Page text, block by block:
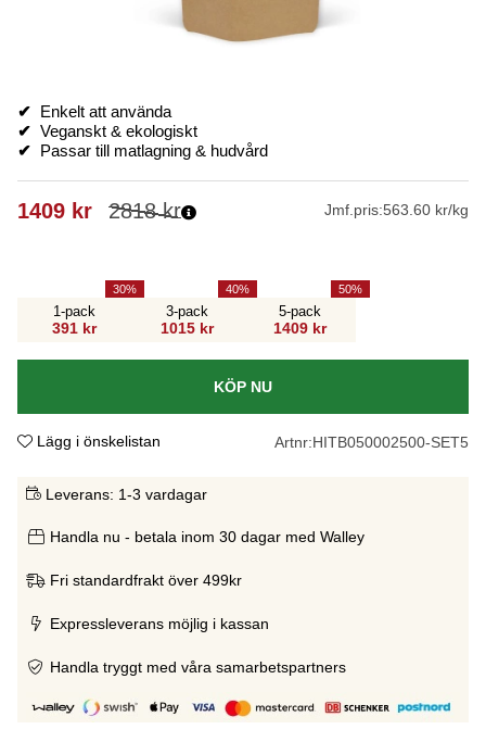
✔
Enkelt att använda
✔ Veganskt & ekologiskt
✔
Passar till matlagning & hudvård
2818kr
1409 kr Jmf.pris:563.60 kr/kg
1-pack
391 kr
30
3-pack
1015 kr
40
5-pack
1409 kr
50
KÖP NU
Lägg i önskelistan Artnr:HITB050002500-SET5
Leverans: 1-3 vardagar
Handla nu - betala inom 30 dagar med Walley
Fri standardfrakt över 499kr
Expressleverans möjlig i kassan
Handla tryggt med våra samarbetspartners